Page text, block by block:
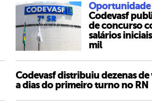
Oportunidade
Codevasf
de concurso
salários
mil
Codevasf distribuiu dezenas de
a dias do primeiro turno no RN